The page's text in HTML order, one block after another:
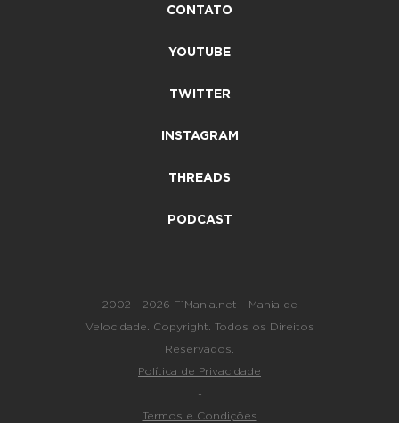
CONTATO
YOUTUBE
TWITTER
INSTAGRAM
THREADS
PODCAST
2002 - 2026 F1Mania.net - Mania de
Velocidade. Copyright. Todos os Direitos
Reservados.
Política de Privacidade
-
Termos e Condições